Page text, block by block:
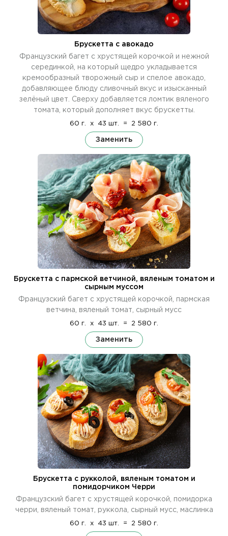
Брускетта с авокадо
Французский багет с хрустящей корочкой и нежной
серединкой, на который щедро укладывается
кремообразный творожный сыр и спелое авокадо,
добавляющее блюду сливочный вкус и изысканный
зелёный цвет. Сверху добавляется ломтик вяленого
томата, который дополняет вкус брускетты.
60 г. x 43 шт. = 2 580 г.
Заменить
Брускетта с пармской ветчиной, вяленым томатом и
сырным муссом
Французский багет с хрустящей корочкой, пармская
ветчина, вяленый томат, сырный мусс
60 г. x 43 шт. = 2 580 г.
Заменить
Брускетта с рукколой, вяленым томатом и
помидорчиком Черри
Французский багет с хрустящей корочкой, помидорка
черри, вяленый томат, руккола, сырный мусс, маслинка
60 г. x 43 шт. = 2 580 г.